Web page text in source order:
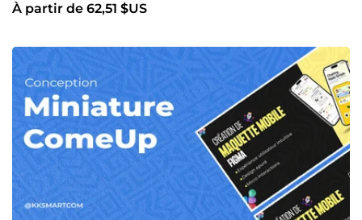
À partir de 62,51 $US